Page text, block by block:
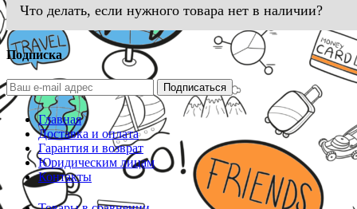
Что делать, если нужного товара нет в наличии?
Подписка
Подписаться
Главная
Доставка и оплата
Гарантия и возврат
Юридическим лицам
Контакты